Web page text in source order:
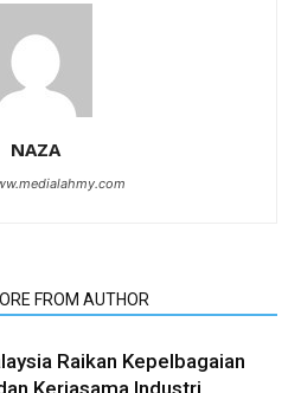
NAZA
FROM AUTHOR
Raikan Kepelbagaian
Kerjasama Industri